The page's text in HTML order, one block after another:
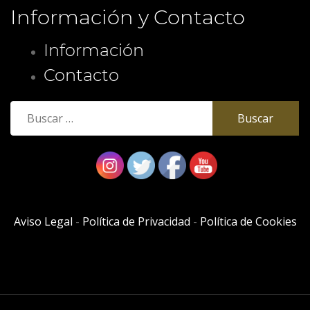
Información y Contacto
Información
Contacto
Buscar:
Aviso Legal - Política de Privacidad - Política de Cookies